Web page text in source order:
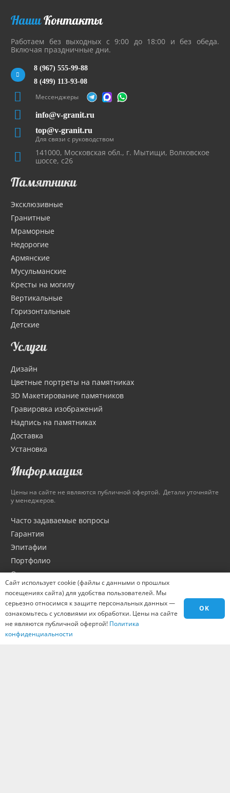
НашиКонтакты
Работаем без выходных с 9:00 до 18:00 и без обеда.
Включая праздничные дни.
8 (967) 555-99-88
8 (499) 113-93-08
Мессенджеры
info@v-granit.ru
top@v-granit.ru
Для связи с руководством
141000, Московская обл., г. Мытищи, Волковское
шоссе, с26
Памятники
Эксклюзивные
Гранитные
Мраморные
Недорогие
Армянские
Мусульманские
Кресты на могилу
Вертикальные
Горизонтальные
Детские
Услуги
Дизайн
Цветные портреты на памятниках
3D Макетирование памятников
Гравировка изображений
Надпись на памятниках
Доставка
Установка
Информация
Цены на сайте не являются публичной офертой. Детали уточняйте
у менеджеров.
Часто задаваемые вопросы
Гарантия
Эпитафии
Портфолио
Оптовикам
Материалы
Города
Контакты
Вакансии
Сайт использует cookie (файлы с данными о прошлых
посещениях сайта) для удобства пользователей. Мы
серьезно относимся к защите персональных данных —
ознакомьтесь с условиями их обработки. Цены на сайте
не являются публичной офертой! Политика
конфиденциальности
OK